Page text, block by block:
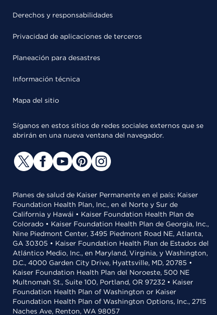
Derechos y responsabilidades
Privacidad de aplicaciones de terceros
Planeación para desastres
Información técnica
Mapa del sitio
Síganos en estos sitios de redes sociales externos que se
abrirán en una nueva ventana del navegador.
Planes de salud de Kaiser Permanente en el país: Kaiser
Foundation Health Plan, Inc., en el Norte y Sur de
California y Hawái • Kaiser Foundation Health Plan de
Colorado • Kaiser Foundation Health Plan de Georgia, Inc.,
Nine Piedmont Center, 3495 Piedmont Road NE, Atlanta,
GA 30305 • Kaiser Foundation Health Plan de Estados del
Atlántico Medio, Inc., en Maryland, Virginia, y Washington,
D.C., 4000 Garden City Drive, Hyattsville, MD, 20785 •
Kaiser Foundation Health Plan del Noroeste, 500 NE
Multnomah St., Suite 100, Portland, OR 97232 • Kaiser
Foundation Health Plan of Washington or Kaiser
Foundation Health Plan of Washington Options, Inc., 2715
Naches Ave, Renton, WA 98057